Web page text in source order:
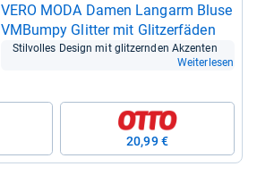
VERO MODA Damen Lang­arm Bluse
VMBumpy Glit­ter mit Glit­zer­fä­den
Stil­vol­les Design mit glit­zern­den Akzen­ten
Weiterlesen
20,99 €